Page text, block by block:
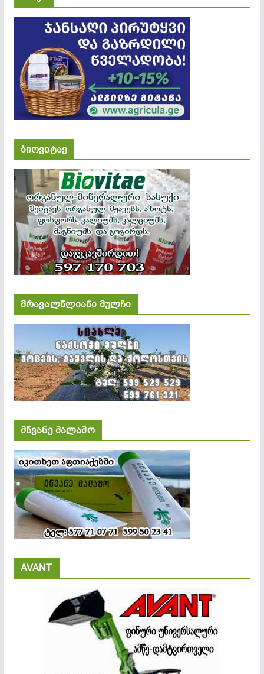
ბიოვიტაე
მრავალწლიანი მულჩი
მწვანე მალამო
AVANT